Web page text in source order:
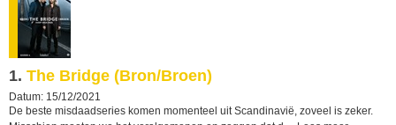
1. The Bridge (Bron/Broen)
Datum: 15/12/2021
De beste misdaadseries komen momenteel uit Scandinavië, zoveel is zeker.